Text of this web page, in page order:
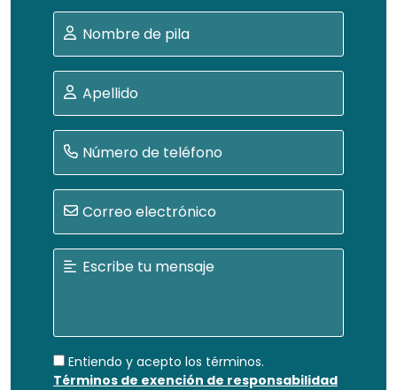
Entiendo y acepto los términos.
Términos de exención de responsabilidad